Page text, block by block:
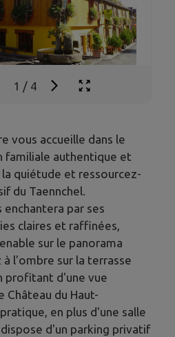
1 / 4
vous accueille dans le
familiale authentique et
quiétude et ressourcez-
du Taennchel.
par ses
claires et raffinées,
sur le panorama
l'ombre sur la terrasse
profitant d'une vue
Château du Haut-
en plus d'une salle
d'un parking privatif